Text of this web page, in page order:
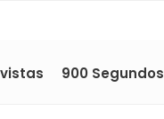
900 Segundos